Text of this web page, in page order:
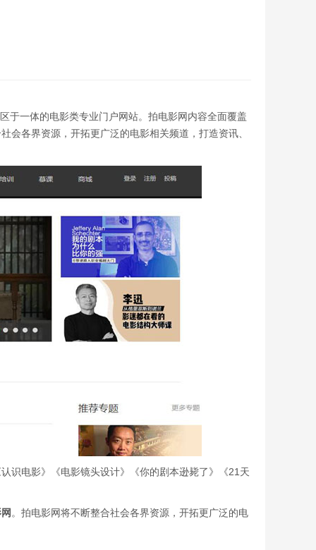
于一体的电影类专业门户网站。拍电影网内容全面覆盖
会各界资源，开拓更广泛的电影相关频道，打造资讯、
识电影》《电影镜头设计》《你的剧本逊毙了》《21天
。拍电影网将不断整合社会各界资源，开拓更广泛的电